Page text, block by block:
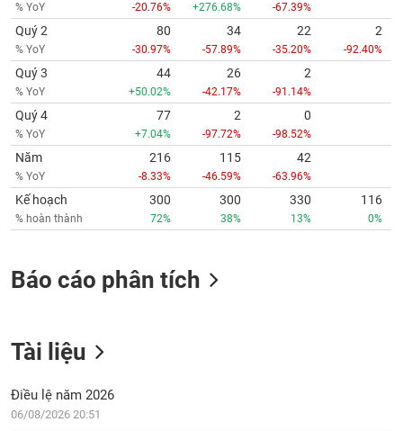
% YoY -20.76% +276.68% -67.39%
Quý 2
% YoY
80
-30.97%
34
-57.89%
22
-35.20%
2
-92.40%
Quý 3
% YoY
44
+50.02%
26
-42.17%
2
-91.14%
Quý 4
% YoY
77
+7.04%
2
-97.72%
0
-98.52%
Năm
% YoY
216
-8.33%
115
-46.59%
42
-63.96%
Kế hoạch
% hoàn thành
300
72%
300
38%
330
13%
116
0%
Báo cáo phân tích
Tài liệu
Điều lệ năm 2026
06/08/2026 20:51